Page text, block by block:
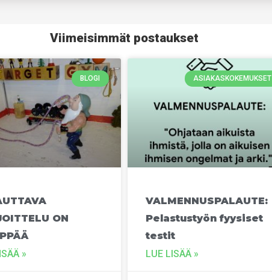
Viimeisimmät postaukset
BLOGI
ON
»
ASIAKASKOKEMUKSET
VALMENNUSPALAUTE:
Pelastustyön fyysiset
testit
LUE LISÄÄ »